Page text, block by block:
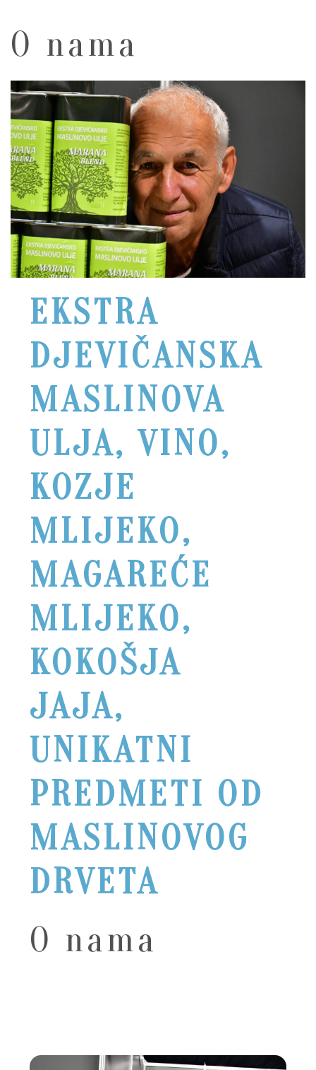
O nama
EKSTRA
DJEVIČANSKA
MASLINOVA
ULJA, VINO,
KOZJE
MLIJEKO,
MAGAREĆE
MLIJEKO,
KOKOŠJA
JAJA,
UNIKATNI
PREDMETI OD
MASLINOVOG
DRVETA
O nama